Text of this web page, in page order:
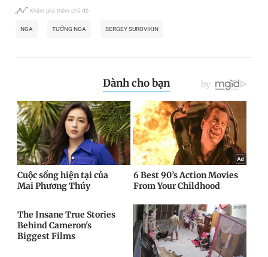
Khám phá thêm chủ đề
NGA TƯỚNG NGA SERGEY SUROVIKIN